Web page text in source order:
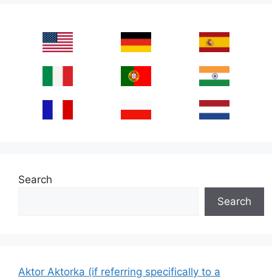
Search
Search
Aktor Aktorka (if referring specifically to a